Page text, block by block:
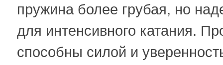
пружина более грубая, но
для интенсивного катания.
способны силой и